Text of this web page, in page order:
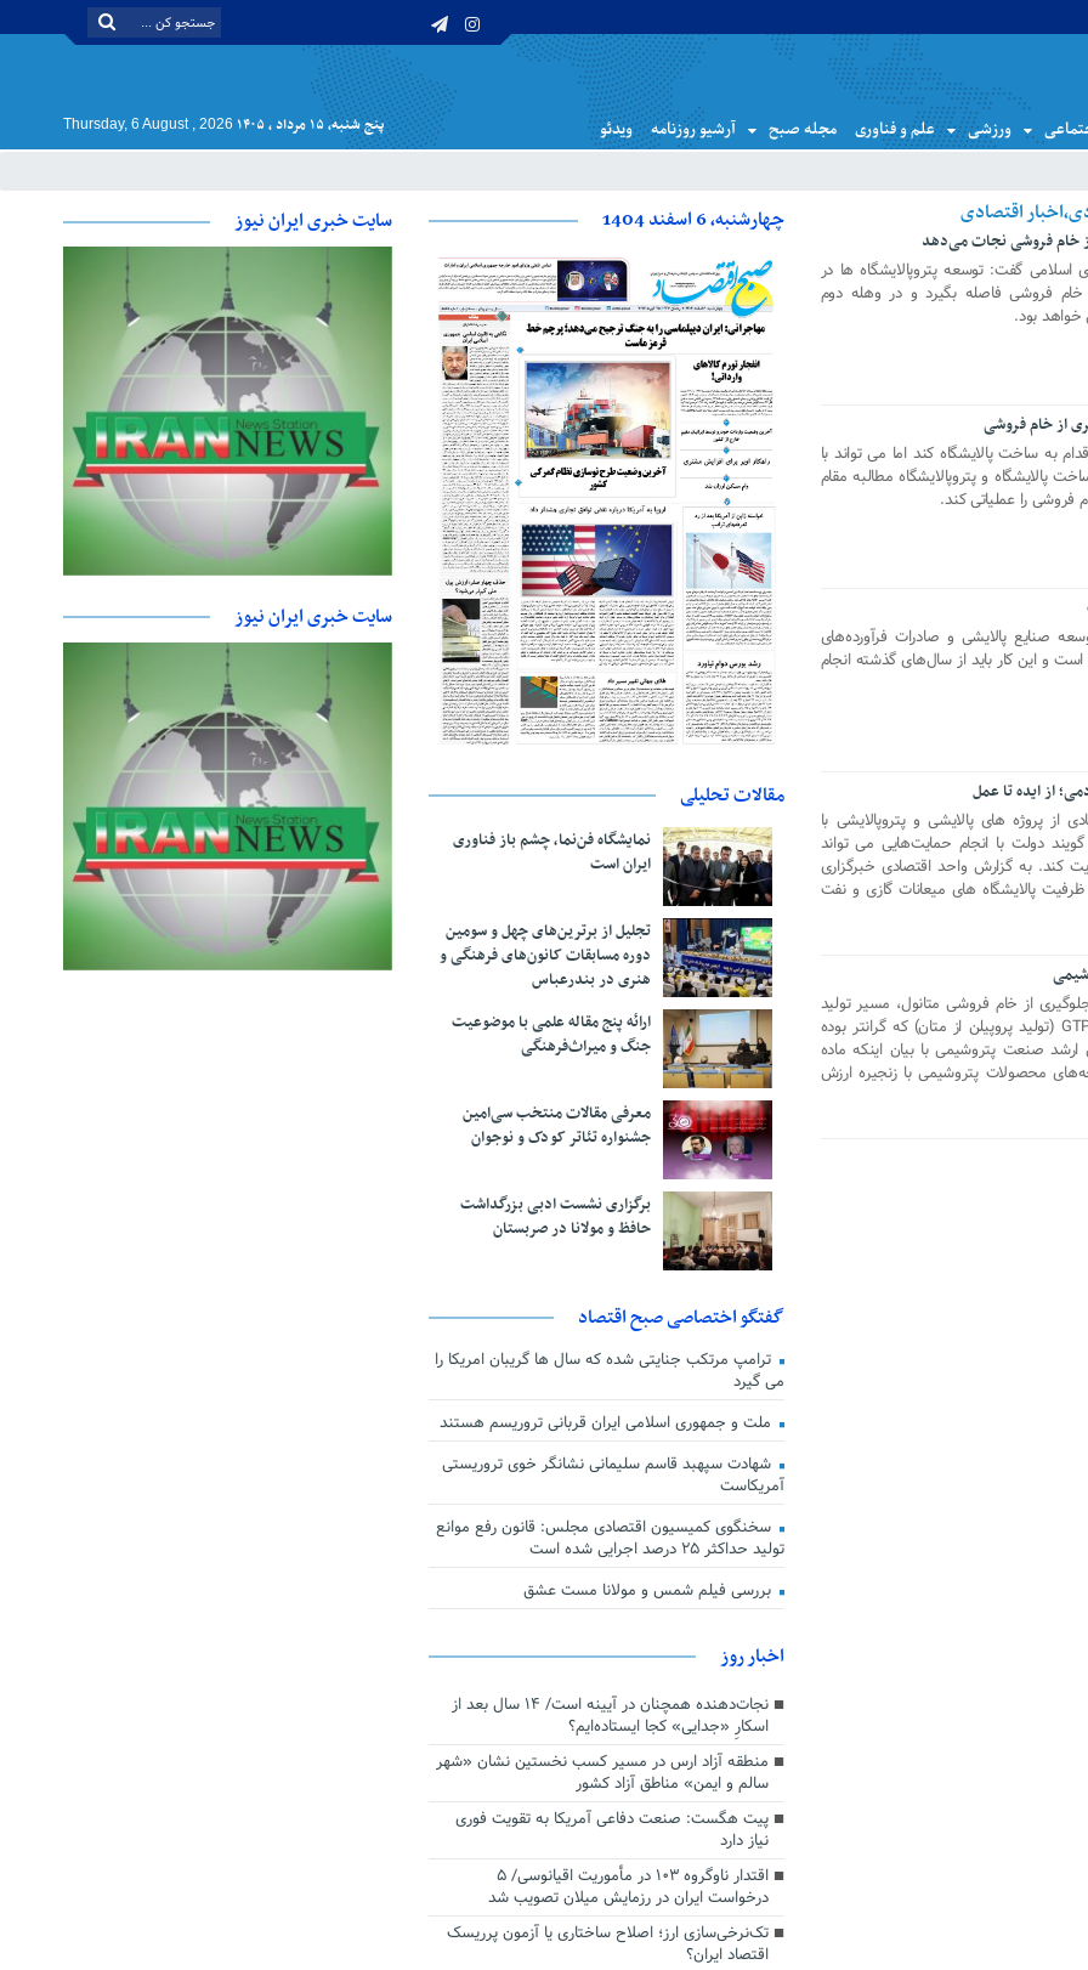
ورزشی علم و فناوری مجله صبح آرشیو روزنامه ویدئو پنج شنبه, ۱۵ مرداد , ۱۴۰۵ Thursday, 6 August , 2026
از خام فروشی نجات می‌دهد
گفت: توسعه پتروپالایشگاه ها در
فروشی فاصله بگیرد و در وهله دوم
خواهد بود.
از خام فروشی
به ساخت پالایشگاه کند اما می تواند با
و پتروپالایشگاه مطالبه مقام
را عملیاتی کند.
صنایع پالایشی و صادرات فرآورده‌های
و این کار باید از سال‌های گذشته انجام
از ایده تا عمل
پروژه های پالایشی و پتروپالایشی با
دولت با انجام حمایت‌هایی می تواند
کند. به گزارش واحد اقتصادی خبرگزاری
پالایشگاه های میعانات گازی و نفت
از خام فروشی متانول، مسیر تولید
ماده حیاتی پروپیلن را به سمت روش GTP (تولید پروپیلن از متان) که گرانتر بوده
صنعت پتروشیمی با بیان اینکه ماده
محصولات پتروشیمی با زنجیره ارزش
چهارشنبه، 6 اسفند 1404
مقالات تحلیلی
نمایشگاه فن‌نما، چشم باز فناوری
ایران است
تجلیل از بر‌ترین‌های چهل و سومین
دوره مسابقات کانون‌های فرهنگی و
هنری در بندرعباس
ارائه پنج مقاله علمی با موضوعیت
جنگ و میراث‌فرهنگی
معرفی مقالات منتخب سی‌امین
جشنواره تئاتر کودک و نوجوان
برگزاری نشست ادبی بزرگداشت
حافظ و مولانا در صربستان
گفتگو اختصاصی صبح اقتصاد
ترامپ مرتکب جنایتی شده که سال ها گریبان امریکا را
می گیرد
ملت و جمهوری اسلامی ایران قربانی تروریسم هستند
شهادت سپهبد قاسم سلیمانی نشانگر خوی تروریستی
آمریکاست
سخنگوی کمیسیون اقتصادی مجلس: قانون رفع موانع
تولید حداکثر ۲۵ درصد اجرایی شده است
بررسی فیلم شمس و مولانا مست عشق
اخبار روز
نجات‌دهنده‌ همچنان در آیینه است/ ۱۴ سال بعد از
اسکارِ «جدایی» کجا ایستاده‌ایم؟
منطقه آزاد ارس در مسیر کسب نخستین نشان «شهر
سالم و ایمن» مناطق آزاد کشور
پیت هگست: صنعت دفاعی آمریکا به تقویت فوری
نیاز دارد
اقتدار ناوگروه ۱۰۳ در مأموریت‌ اقیانوسی/ ۵
درخواست ایران در رزمایش میلان تصویب شد
تک‌نرخی‌سازی ارز؛ اصلاح ساختاری یا آزمون پرریسک
اقتصاد ایران؟
سایت خبری ایران نیوز
سایت خبری ایران نیوز